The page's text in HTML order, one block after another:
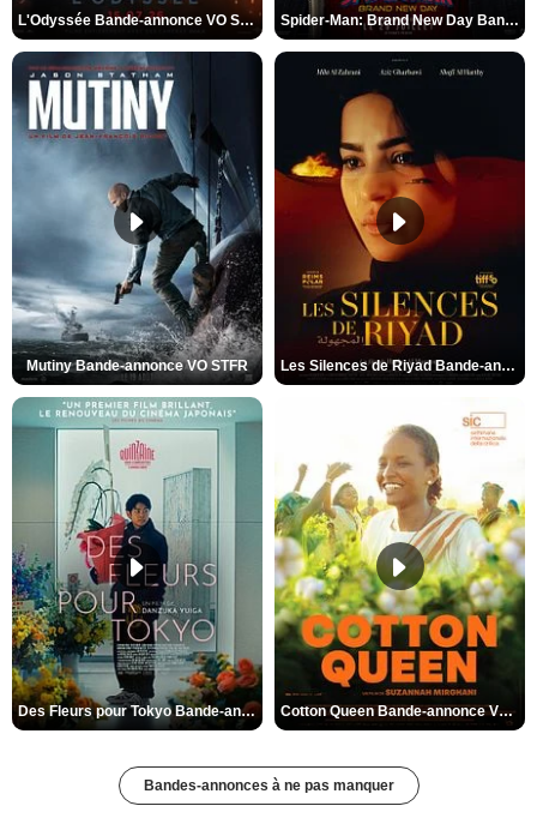
L'Odyssée Bande-annonce VO STFR Spider-Man: Brand New Day Bande-annonce VO STFR
Mutiny Bande-annonce VO STFR Les Silences de Riyad Bande-annonce VO STFR
Des Fleurs pour Tokyo Bande-annonce VO STFR Cotton Queen Bande-annonce VO STFR
Bandes-annonces à ne pas manquer